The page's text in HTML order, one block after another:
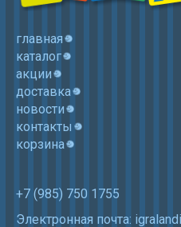
главная
каталог
акции
доставка
новости
контакты
корзина
+7 (985) 750 1755
Электронная почта: